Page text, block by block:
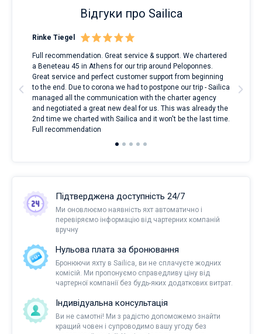
Відгуки про Sailica
Rinke Tiegel
Full recommendation. Great service & support. We chartered
a Beneteau 45 in Athens for our trip around Peloponnes.
Great service and perfect customer support from beginning
to the end. Due to corona we had to postpone our trip - Sailica
managed all the communication with the charter agency
and negotiated a great new deal for us. This was already the
2nd time we charted with Sailica and it won't be the last time.
Full recommendation
Підтверджена доступність 24/7
Ми оновлюємо наявність яхт автоматично і
перевіряємо інформацію від чартерних компаній
вручну
Нульова плата за бронювання
Бронюючи яхту в Sailica, ви не сплачуєте жодних
комісій. Ми пропонуємо справедливу ціну від
чартерної компанії без будь-яких додаткових витрат.
Індивідуальна консультація
Ви не самотні! Ми з радістю допоможемо знайти
кращий човен і супроводимо вашу угоду без